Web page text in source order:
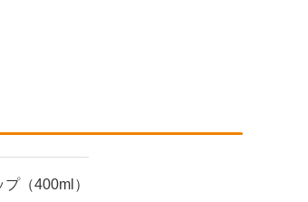
プ（400ml）